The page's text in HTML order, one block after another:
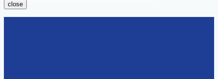
close